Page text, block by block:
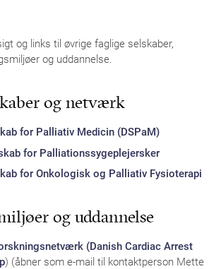
og links til øvrige faglige selskaber,
og uddannelse.
og netværk
for Palliativ Medicin (DSPaM)
for Palliationssygeplejersker
for Onkologisk og Palliativ Fysioterapi
og uddannelse
(Danish Cardiac Arrest
) (åbner som e-mail til kontaktperson Mette